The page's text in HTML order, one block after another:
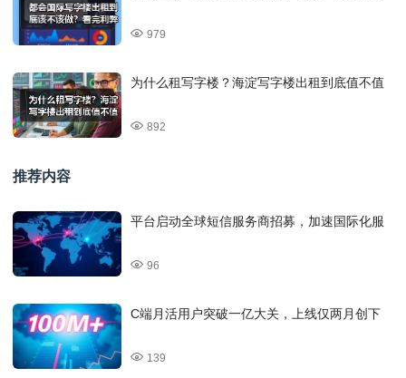
979
为什么租写字楼？海淀写字楼出租到底值不值
892
推荐内容
平台启动全球短信服务商招募，加速国际化服
96
C端月活用户突破一亿大关，上线仅两月创下
139